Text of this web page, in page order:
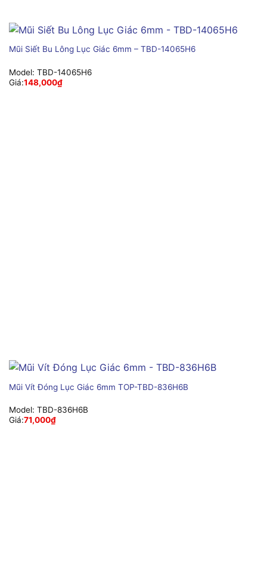
Mũi Siết Bu Lông Lục Giác 6mm – TBD-14065H6
Model: TBD-14065H6
Giá:148,000₫
Mũi Vít Đóng Lục Giác 6mm TOP-TBD-836H6B
Model: TBD-836H6B
Giá:71,000₫